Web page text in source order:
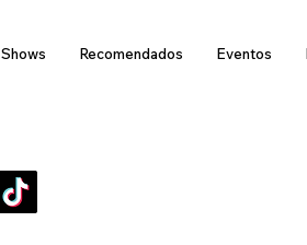
Shows Recomendados Eventos